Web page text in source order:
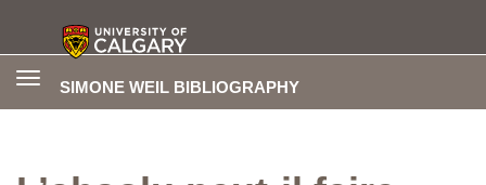
SIMONE WEIL BIBLIOGRAPHY
Toggle